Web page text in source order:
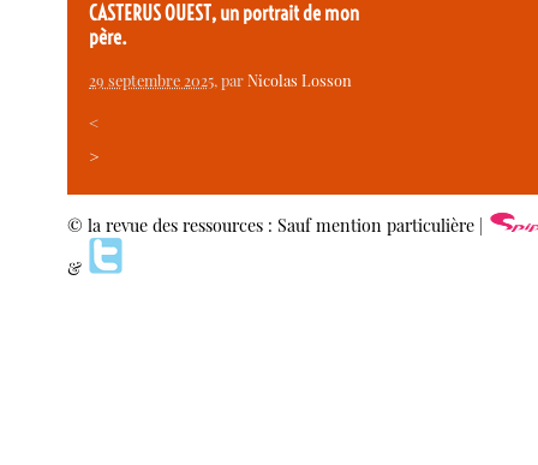
CASTERUS OUEST, un portrait de mon
père.
29 septembre 2025, parNicolas Losson
<
>
© la revue des ressources : Sauf mention particulière |
&